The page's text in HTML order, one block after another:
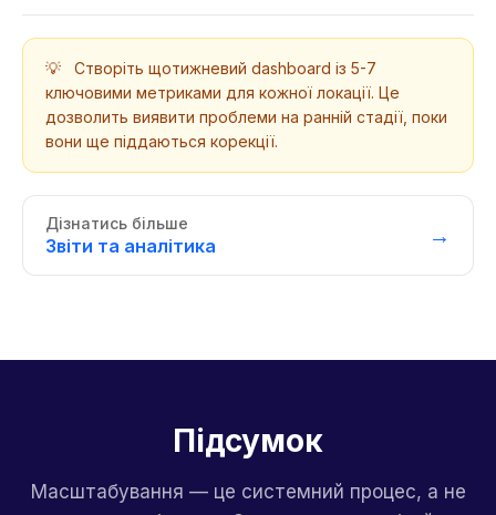
💡
Створіть щотижневий dashboard із 5-7
ключовими метриками для кожної локації. Це
дозволить виявити проблеми на ранній стадії, поки
вони ще піддаються корекції.
Дізнатись більше
Звіти та аналітика →
Підсумок
Масштабування — це системний процес, а не